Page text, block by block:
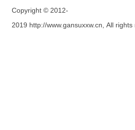
Copyright © 2012-
2019 http://www.gansuxxw.cn, All rights